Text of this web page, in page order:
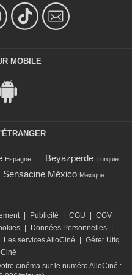
MOBILE
Espagne Beyazperde Turquie
Sensacine México Mexique
Publicité CGU CGV
Données Personnelles
Les services AlloCiné
Gérer Utiq
cinéma sur le numéro AlloCiné :